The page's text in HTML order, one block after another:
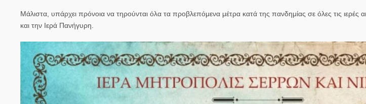
Μάλιστα, υπάρχει πρόνοια να τηρούνται όλα τα προβλεπόμενα μέτρα κατά της πανδημίας σε όλες τις ιερές
και την Ιερά Πανήγυρη.